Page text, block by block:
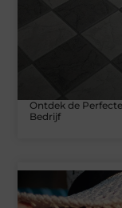
Ontdek de
Bedrijf